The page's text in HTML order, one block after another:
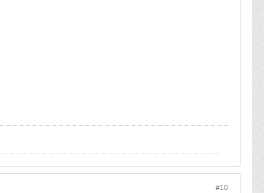
#10